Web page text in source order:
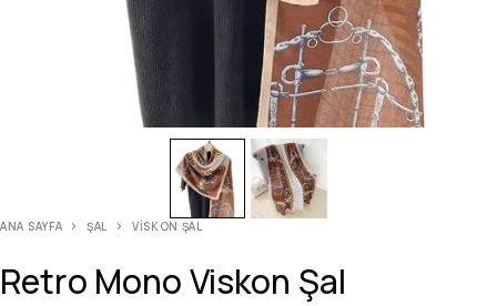
ANA SAYFA ŞAL VISKON ŞAL
Retro Mono Viskon Şal